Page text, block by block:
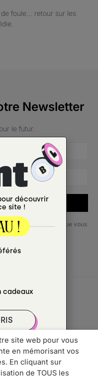
foule... retour sur les
Newsletter
le futur.
que vous avez lu et que vous
le stockage des
Contact
de Confidentialité
site web pour vous
en mémorisant vos
En cliquant sur
de TOUS les